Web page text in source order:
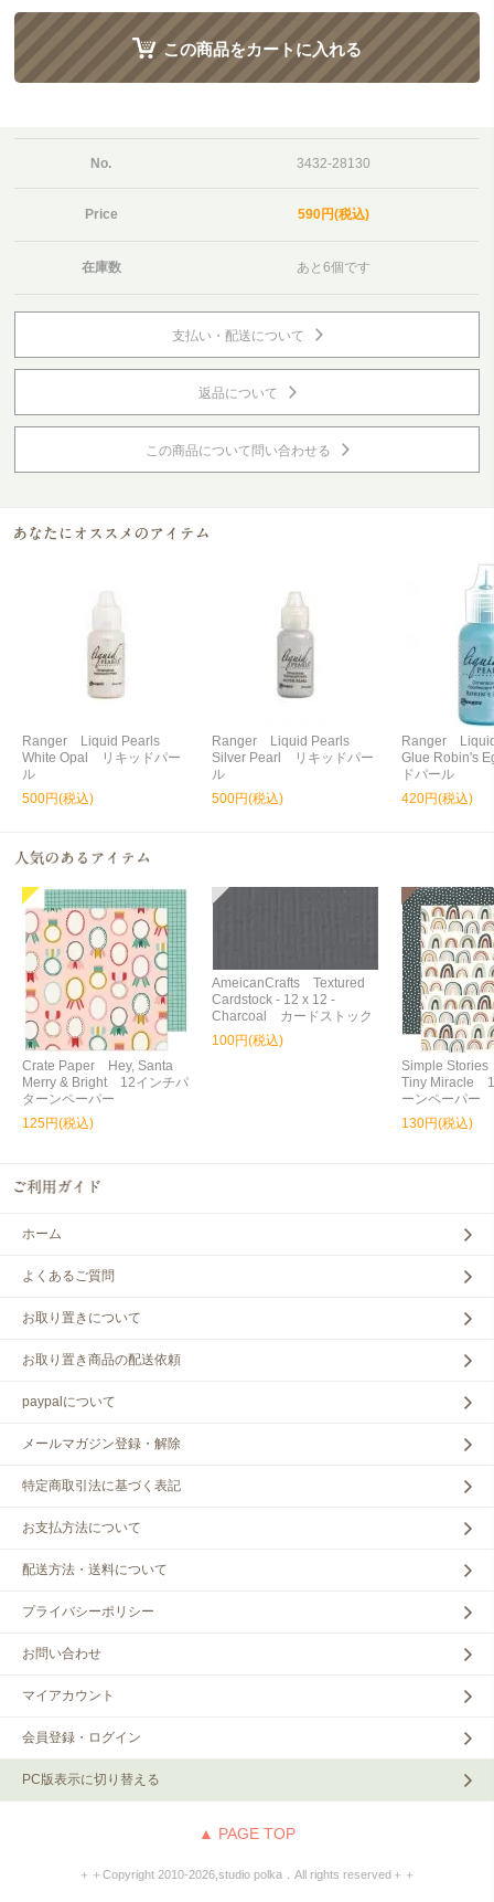
この商品をカートに入れる
No. 3432-28130
Price 590円(税込)
在庫数 あと6個です
支払い・配送について
返品について
この商品について問い合わせる
Ranger Liquid Pearls
White Opal リキッドパー
ル
500円(税込)
Ranger Liquid Pearls
Silver Pearl リキッドパー
ル
500円(税込)
Ranger
Glue Robin's
ドパール
420円(税込)
Crate Paper Hey, Santa
Merry & Bright 12インチパ
ターンペーパー
125円(税込)
AmeicanCrafts Textured
Cardstock - 12 x 12 -
Charcoal カードストック
100円(税込)
Simple
Tiny Miracle
ーンペーパー
130円(税込)
ホーム
よくあるご質問
お取り置きについて
お取り置き商品の配送依頼
paypalについて
メールマガジン登録・解除
特定商取引法に基づく表記
お支払方法について
配送方法・送料について
プライバシーポリシー
お問い合わせ
マイアカウント
会員登録・ログイン
PC版表示に切り替える
▲ PAGE TOP
＋＋Copyright 2010‐2026,studio polka．All rights reserved＋＋